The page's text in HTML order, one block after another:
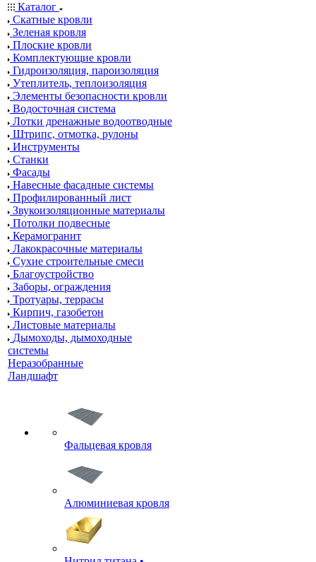
Каталог
Скатные кровли
Зеленая кровля
Плоские кровли
Комплектующие кровли
Гидроизоляция, пароизоляция
Утеплитель, теплоизоляция
Элементы безопасности кровли
Водосточная система
Лотки дренажные водоотводные
Штрипс, отмотка, рулоны
Инструменты
Станки
Фасады
Навесные фасадные системы
Профилированный лист
Звукоизоляционные материалы
Потолки подвесные
Керамогранит
Лакокрасочные материалы
Сухие строительные смеси
Благоустройство
Заборы, ограждения
Тротуары, террасы
Кирпич, газобетон
Листовые материалы
Дымоходы, дымоходные
системы
Неразобранные
Ландшафт
Фальцевая кровля
Алюминиевая кровля